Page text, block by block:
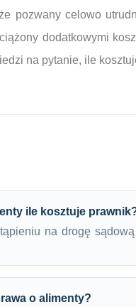
pozwany celowo
dodatkowymi
na pytanie, ile
ile kosztuje
na drogę
o alimenty?